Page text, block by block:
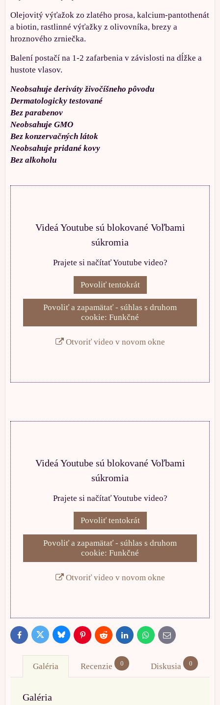
Olejovitý výťažok zo zlatého prosa, kalcium-pantothenát
a biotin, rastlinné výťažky z olivovníka, brezy a
hroznového zrniečka.
Balení postačí na 1-2 zafarbenia v závislosti na dĺžke a
hustote vlasov.
Neobsahuje deriváty živočíšneho pôvodu
Dermatologicky testované
Bez parabenov
Neobsahuje GMO
Bez konzervačných látok
Neobsahuje pridané kovy
Bez alkoholu
Videá Youtube sú blokované Voľbami
súkromia
Prajete si načítať Youtube video?
Povoliť tentokrát
Povoliť a zapamätať - súhlas s druhom
cookie: Funkčné
Otvoriť video v novom okne
Videá Youtube sú blokované Voľbami
súkromia
Prajete si načítať Youtube video?
Povoliť tentokrát
Povoliť a zapamätať - súhlas s druhom
cookie: Funkčné
Otvoriť video v novom okne
FacebookTwitter BlueskyPinterestReddit LinkedInWhatsApp
E-
mail
Galéria Recenzie 0 Diskusia 0
Galéria